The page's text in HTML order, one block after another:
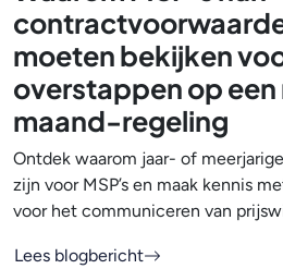
moeten bekijken
overstappen op
maand-regeling
Ontdek waarom jaar- of
zijn voor MSP’s en maak kennis
voor het communiceren van
Lees blogbericht